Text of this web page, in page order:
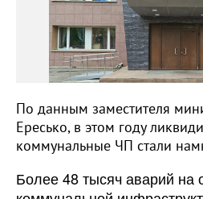
По данным заместителя
Ересько, в этом году
коммунальные ЧП стали
Более 48 тысяч аварий на